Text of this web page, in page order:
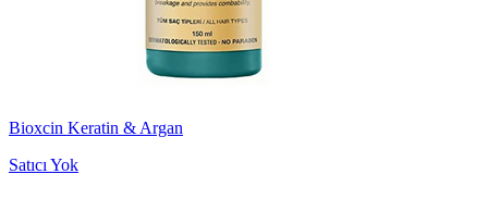
Bioxcin Keratin & Argan
Satıcı Yok